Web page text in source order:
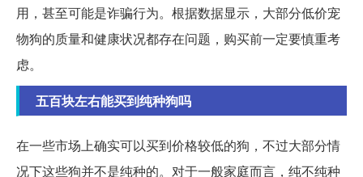
用，甚至可能是诈骗行为。根据数据显示，大部分低价宠
物狗的质量和健康状况都存在问题，购买前一定要慎重考
虑。
五百块左右能买到纯种狗吗
在一些市场上确实可以买到价格较低的狗，不过大部分情
况下这些狗并不是纯种的。对于一般家庭而言，纯不纯种